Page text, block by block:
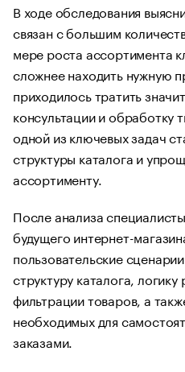
В ходе обследования
связан с большим
мере роста ассортимента
сложнее находить нужную
приходилось тратить
консультации и обработку
одной из ключевых задач
структуры каталога и
ассортименту.
После анализа
будущего интернет-
пользовательские
структуру каталога,
фильтрации товаров, а
необходимых для
заказами.